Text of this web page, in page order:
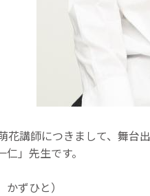
花講師につきまして、舞台
」先生です。
ずひと）